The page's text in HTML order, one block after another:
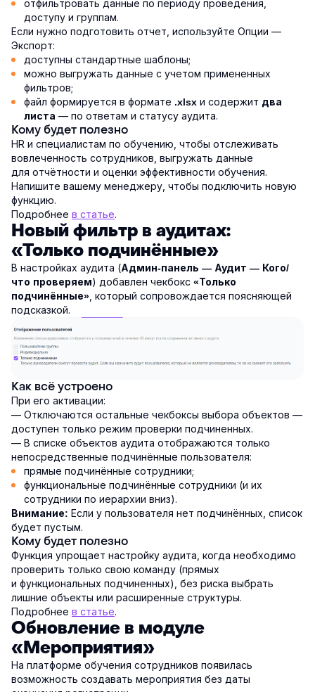
отфильтровать данные по периоду проведения,
доступу и группам.
Если нужно подготовить отчет, используйте Опции —
Экспорт:
доступны стандартные шаблоны;
можно выгружать данные с учетом примененных
фильтров;
файл формируется в формате .xlsx и содержит два
листа — по ответам и статусу аудита.
Кому будет полезно
HR и специалистам по обучению, чтобы отслеживать
вовлеченность сотрудников, выгружать данные
для отчётности и оценки эффективности обучения.
Напишите вашему менеджеру, чтобы подключить новую
функцию.
Подробнее в статье.
Новый фильтр в аудитах:
«Только подчинённые»
В настройках аудита (Админ-панель — Аудит — Кого/
что проверяем) добавлен чекбокс «Только
подчинённые» , который сопровождается поясняющей
подсказкой.
Как всё устроено
При его активации:
— Отключаются остальные чекбоксы выбора объектов —
доступен только режим проверки подчиненных.
— В списке объектов аудита отображаются только
непосредственные подчинённые пользователя:
прямые подчинённые сотрудники;
функциональные подчинённые сотрудники (и их
сотрудники по иерархии вниз).
Внимание: Если у пользователя нет подчинённых, список
будет пустым.
Кому будет полезно
Функция упрощает настройку аудита, когда необходимо
проверить только свою команду (прямых
и функциональных подчиненных), без риска выбрать
лишние объекты или расширенные структуры.
Подробнее в статье.
Обновление в модуле
«Мероприятия»
На платформе обучения сотрудников появилась
возможность создавать мероприятия без даты